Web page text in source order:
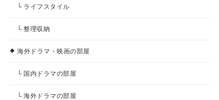
└ ライフスタイル
└ 整理収納
海外ドラマ・映画の部屋
└ 国内ドラマの部屋
└ 海外ドラマの部屋